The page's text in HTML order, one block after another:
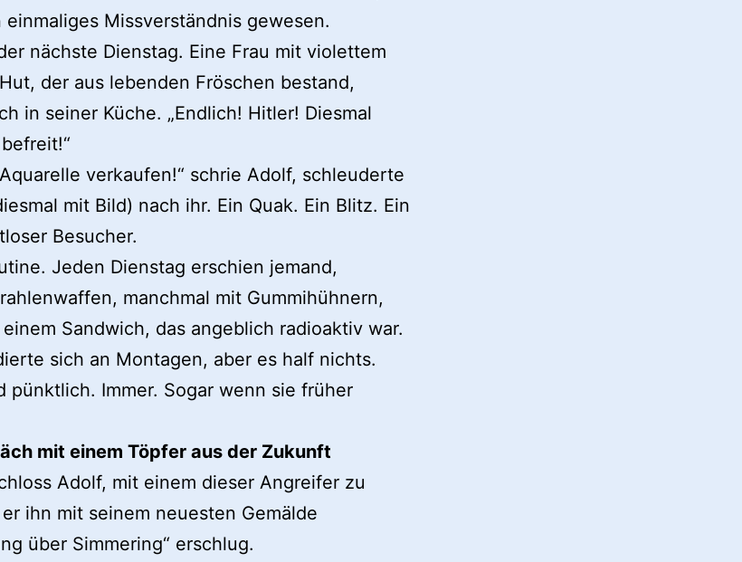
Missverständnis gewesen.
nächste Dienstag. Eine Frau mit violettem
der aus lebenden Fröschen bestand,
in seiner Küche. „Endlich! Hitler! Diesmal
verkaufen!“ schrie Adolf, schleuderte
mit Bild) nach ihr. Ein Quak. Ein Blitz. Ein
Besucher.
Jeden Dienstag erschien jemand,
manchmal mit Gummihühnern,
Sandwich, das angeblich radioaktiv war.
sich an Montagen, aber es half nichts.
pünktlich. Immer. Sogar wenn sie früher
mit einem Töpfer aus der Zukunft
Adolf, mit einem dieser Angreifer zu
ihn mit seinem neuesten Gemälde
über Simmering“ erschlug.